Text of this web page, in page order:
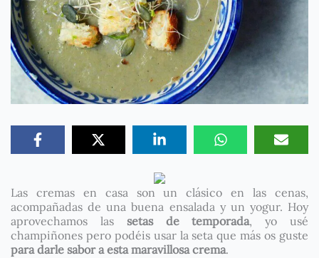
Las cremas en casa son un clásico en las cenas,
acompañadas de una buena ensalada y un yogur. Hoy
aprovechamos las setas de temporada, yo usé
champiñones pero podéis usar la seta que más os guste
para darle sabor a esta maravillosa crema.